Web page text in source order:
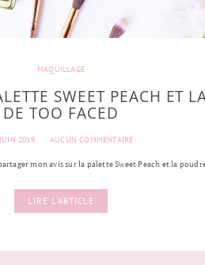
MAQUILLAGE
SWEET PEACH ET
DE TOO FACED
2019 AUCUN COMMENTAIRE
mon avis sur la palette Sweet Peach et la
LIRE L'ARTICLE